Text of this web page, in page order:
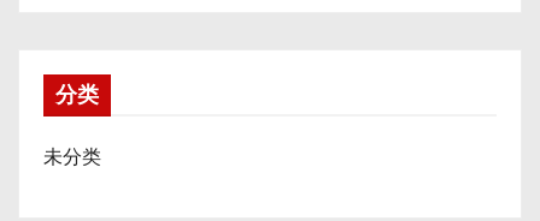
分类
未分类